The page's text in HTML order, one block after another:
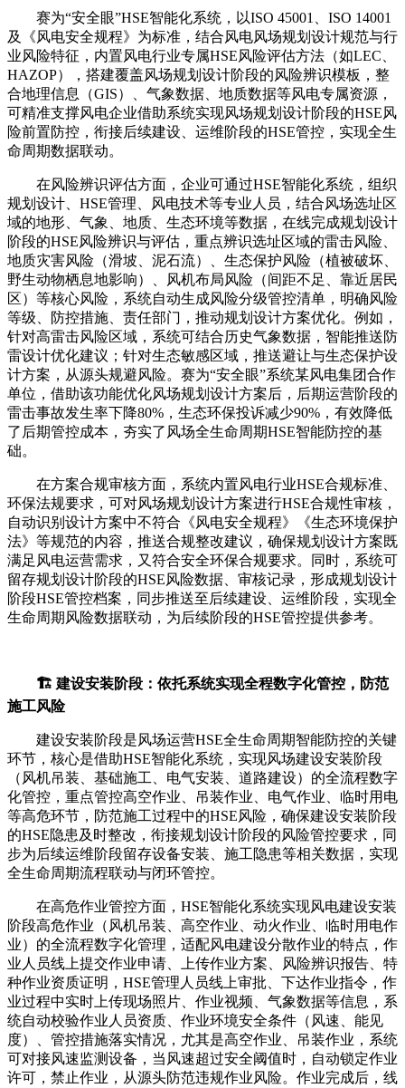
赛为“安全眼”HSE智能化系统，以ISO 45001、ISO 14001
及《风电安全规程》为标准，结合风电风场规划设计规范与行
业风险特征，内置风电行业专属HSE风险评估方法（如LEC、
HAZOP），搭建覆盖风场规划设计阶段的风险辨识模板，整
合地理信息（GIS）、气象数据、地质数据等风电专属资源，
可精准支撑风电企业借助系统实现风场规划设计阶段的HSE风
险前置防控，衔接后续建设、运维阶段的HSE管控，实现全生
命周期数据联动。
在风险辨识评估方面，企业可通过HSE智能化系统，组织
规划设计、HSE管理、风电技术等专业人员，结合风场选址区
域的地形、气象、地质、生态环境等数据，在线完成规划设计
阶段的HSE风险辨识与评估，重点辨识选址区域的雷击风险、
地质灾害风险（滑坡、泥石流）、生态保护风险（植被破坏、
野生动物栖息地影响）、风机布局风险（间距不足、靠近居民
区）等核心风险，系统自动生成风险分级管控清单，明确风险
等级、防控措施、责任部门，推动规划设计方案优化。例如，
针对高雷击风险区域，系统可结合历史气象数据，智能推送防
雷设计优化建议；针对生态敏感区域，推送避让与生态保护设
计方案，从源头规避风险。赛为“安全眼”系统某风电集团合作
单位，借助该功能优化风场规划设计方案后，后期运营阶段的
雷击事故发生率下降80%，生态环保投诉减少90%，有效降低
了后期管控成本，夯实了风场全生命周期HSE智能防控的基
础。
在方案合规审核方面，系统内置风电行业HSE合规标准、
环保法规要求，可对风场规划设计方案进行HSE合规性审核，
自动识别设计方案中不符合《风电安全规程》《生态环境保护
法》等规范的内容，推送合规整改建议，确保规划设计方案既
满足风电运营需求，又符合安全环保合规要求。同时，系统可
留存规划设计阶段的HSE风险数据、审核记录，形成规划设计
阶段HSE管控档案，同步推送至后续建设、运维阶段，实现全
生命周期风险数据联动，为后续阶段的HSE管控提供参考。
🏗️ 建设安装阶段：依托系统实现全程数字化管控，防范
施工风险
建设安装阶段是风场运营HSE全生命周期智能防控的关键
环节，核心是借助HSE智能化系统，实现风场建设安装阶段
（风机吊装、基础施工、电气安装、道路建设）的全流程数字
化管控，重点管控高空作业、吊装作业、电气作业、临时用电
等高危环节，防范施工过程中的HSE风险，确保建设安装阶段
的HSE隐患及时整改，衔接规划设计阶段的风险管控要求，同
步为后续运维阶段留存设备安装、施工隐患等相关数据，实现
全生命周期流程联动与闭环管控。
在高危作业管控方面，HSE智能化系统实现风电建设安装
阶段高危作业（风机吊装、高空作业、动火作业、临时用电作
业）的全流程数字化管理，适配风电建设分散作业的特点，作
业人员线上提交作业申请、上传作业方案、风险辨识报告、特
种作业资质证明，HSE管理人员线上审批、下达作业指令，作
业过程中实时上传现场照片、作业视频、气象数据等信息，系
统自动校验作业人员资质、作业环境安全条件（风速、能见
度）、管控措施落实情况，尤其是高空作业、吊装作业，系统
可对接风速监测设备，当风速超过安全阈值时，自动锁定作业
许可，禁止作业，从源头防范违规作业风险。作业完成后，线